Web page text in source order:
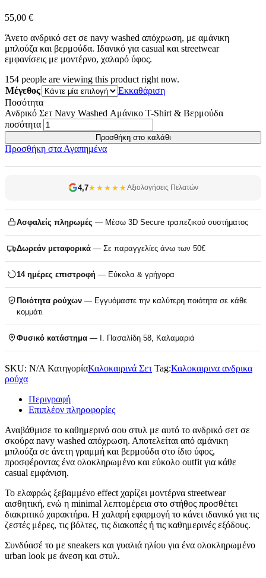
55,00 €
Άνετο ανδρικό σετ σε navy washed απόχρωση, με αμάνικη
μπλούζα και βερμούδα. Ιδανικό για casual και streetwear
εμφανίσεις με μοντέρνο, χαλαρό ύφος.
154 people are viewing this product right now.
Μέγεθος
Εκκαθάριση
Ποσότητα
Ανδρικό Σετ Navy Washed Αμάνικο T-Shirt & Βερμούδα
ποσότητα
Προσθήκη στο καλάθι
Προσθήκη στα Αγαπημένα
4,7★★★★★Αξιολογήσεις Πελατών
Ασφαλείς πληρωμές — Μέσω 3D Secure τραπεζικού συστήματος
Δωρεάν μεταφορικά — Σε παραγγελίες άνω των 50€
14 ημέρες επιστροφή — Εύκολα & γρήγορα
Ποιότητα ρούχων — Εγγυόμαστε την καλύτερη ποιότητα σε κάθε
κομμάτι
Φυσικό κατάστημα — Ι. Πασαλίδη 58, Καλαμαριά
SKU: N/A ΚατηγορίαΚαλοκαιρινά Σετ Tag:Καλοκαιρινα ανδρικα
ρούχα
Περιγραφή
Επιπλέον πληροφορίες
Αναβάθμισε το καθημερινό σου στυλ με αυτό το ανδρικό σετ σε
σκούρα navy washed απόχρωση. Αποτελείται από αμάνικη
μπλούζα σε άνετη γραμμή και βερμούδα στο ίδιο ύφος,
προσφέροντας ένα ολοκληρωμένο και εύκολο outfit για κάθε
casual εμφάνιση.
Το ελαφρώς ξεβαμμένο effect χαρίζει μοντέρνα streetwear
αισθητική, ενώ η minimal λεπτομέρεια στο στήθος προσθέτει
διακριτικό χαρακτήρα. Η χαλαρή εφαρμογή το κάνει ιδανικό για τις
ζεστές μέρες, τις βόλτες, τις διακοπές ή τις καθημερινές εξόδους.
Συνδύασέ το με sneakers και γυαλιά ηλίου για ένα ολοκληρωμένο
urban look με άνεση και στυλ.